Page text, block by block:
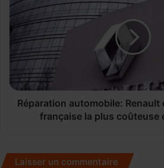
Renault
demeure
marque
française
la
plus
coûteuse
Réparation automobile: Renault
française la plus coûteuse
Laisser un commentaire